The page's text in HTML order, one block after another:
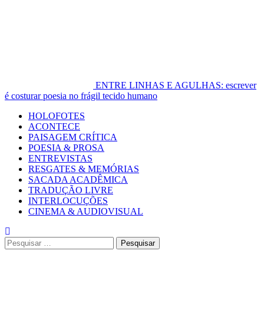
ENTRE LINHAS E AGULHAS: escrever
é costurar poesia no frágil tecido humano
Primary
Menu
HOLOFOTES
ACONTECE
PAISAGEM CRÍTICA
POESIA & PROSA
ENTREVISTAS
RESGATES & MEMÓRIAS
SACADA ACADÊMICA
TRADUÇÃO LIVRE
INTERLOCUÇÕES
CINEMA & AUDIOVISUAL
Pesquisar
por: